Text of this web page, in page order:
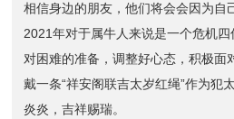
相信身边的朋友，他们将会会因为自
2021年对于属牛人来说是一个危机
对困难的准备，调整好心态，积极面
戴一条“祥安阁联吉太岁红绳”作为犯
炎炎，吉祥赐瑞。